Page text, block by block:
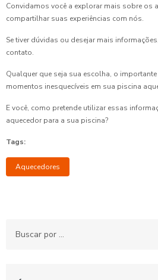
Convidamos você a explorar mais sobre os
compartilhar suas experiências com nós.
Se tiver dúvidas ou desejar mais
contato.
Qualquer que seja sua escolha, o
momentos inesquecíveis em sua piscina
E você, como pretende utilizar essas
aquecedor para a sua piscina?
Tags:
Aquecedores